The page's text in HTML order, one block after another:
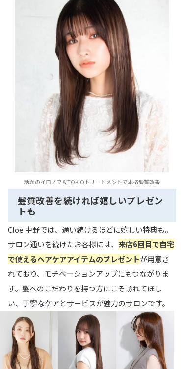
話題のイロノワ＆TOKIOトリートメントで本格髪質改善
髪質改善を続ければ嬉しいプレゼン
トも
Cloe 中野では、通い続けるほどに嬉しい特典も。
サロン通いを続けたお客様には、 来店6回目で自宅
で使えるヘアケアアイテムのプレゼントが用意さ
れており、モチベーションアップにもつながりま
す。髪へのこだわりを持つ方にこそ訪れてほし
い、丁寧なケアとサービスが魅力のサロンです。